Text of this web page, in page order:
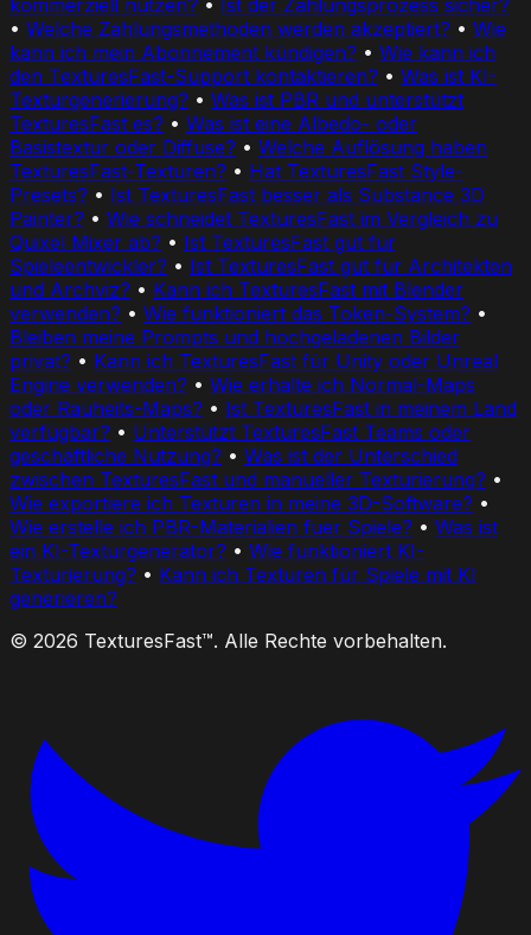
• Welche Zahlungsmethoden werden akzeptiert? • Wie
kann ich mein Abonnement kündigen? • Wie kann ich
den TexturesFast-Support kontaktieren? • Was ist KI-
Texturgenerierung? • Was ist PBR und unterstützt
TexturesFast es? • Was ist eine Albedo- oder
Basistextur oder Diffuse? • Welche Auflösung haben
TexturesFast-Texturen? • Hat TexturesFast Style-
Presets? • Ist TexturesFast besser als Substance 3D
Painter? • Wie schneidet TexturesFast im Vergleich zu
Quixel Mixer ab? • Ist TexturesFast gut für
Spieleentwickler? • Ist TexturesFast gut für Architekten
und Archviz? • Kann ich TexturesFast mit Blender
verwenden? • Wie funktioniert das Token-System? •
Bleiben meine Prompts und hochgeladenen Bilder
privat? • Kann ich TexturesFast für Unity oder Unreal
Engine verwenden? • Wie erhalte ich Normal-Maps
oder Rauheits-Maps? • Ist TexturesFast in meinem Land
verfügbar? • Unterstützt TexturesFast Teams oder
geschäftliche Nutzung? • Was ist der Unterschied
zwischen TexturesFast und manueller Texturierung? •
Wie exportiere ich Texturen in meine 3D-Software? •
Wie erstelle ich PBR-Materialien fuer Spiele? • Was ist
ein KI-Texturgenerator? • Wie funktioniert KI-
Texturierung? • Kann ich Texturen für Spiele mit KI
generieren?
© 2026 TexturesFast™. Alle Rechte vorbehalten.